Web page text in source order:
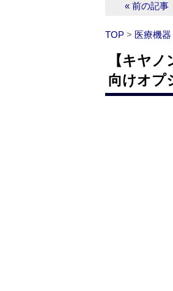
« 前の記事
TOP > 医療機
【キヤ
向けオプ